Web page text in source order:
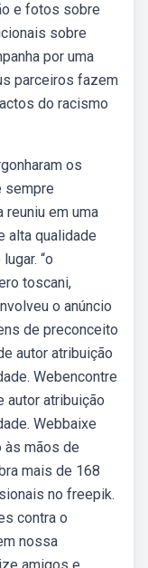
e fotos sobre
sobre
por uma
parceiros fazem
do racismo
os
sempre
reuniu em uma
alta qualidade
“o
toscani,
o anúncio
de preconceito
autor atribuição
Webencontre
autor atribuição
Webbaixe
às mãos de
mais de 168
no freepik.
contra o
nossa